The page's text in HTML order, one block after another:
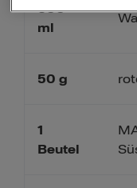
600
ml
50 g
1
Beutel